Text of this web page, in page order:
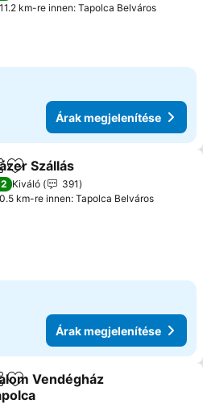
11.2 km-re innen: Tapolca Belváros
Árak megjelenítése
Hozzáadás a kedvencekhez
Szállás
Kiváló
391
0.5 km-re innen: Tapolca Belváros
Árak megjelenítése
Hozzáadás a kedvencekhez
Vendégház